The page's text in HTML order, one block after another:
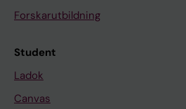
Forskarutbildning
Student
Ladok
Canvas